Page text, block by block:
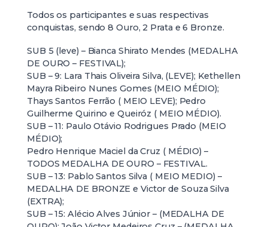
Todos os participantes e suas respectivas
conquistas, sendo 8 Ouro, 2 Prata e 6 Bronze.
SUB 5 (leve) – Bianca Shirato Mendes (MEDALHA
DE OURO – FESTIVAL);
SUB – 9: Lara Thais Oliveira Silva, (LEVE); Kethellen
Mayra Ribeiro Nunes Gomes (MEIO MÉDIO);
Thays Santos Ferrão ( MEIO LEVE); Pedro
Guilherme Quirino e Queiróz ( MEIO MÉDIO).
SUB – 11: Paulo Otávio Rodrigues Prado (MEIO
MÉDIO);
Pedro Henrique Maciel da Cruz ( MÉDIO) –
TODOS MEDALHA DE OURO – FESTIVAL.
SUB – 13: Pablo Santos Silva ( MEIO MEDIO) –
MEDALHA DE BRONZE e Victor de Souza Silva
(EXTRA);
SUB – 15: Alécio Alves Júnior – (MEDALHA DE